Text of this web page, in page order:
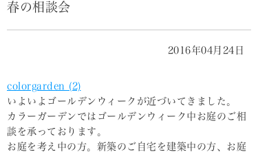
春の相談会
2016年04月24日
colorgarden (2)
いよいよゴールデンウィークが近づいてきました。
カラーガーデンではゴールデンウィーク中お庭のご相
談を承っております。
お庭を考え中の方。新築のご自宅を建築中の方、お庭